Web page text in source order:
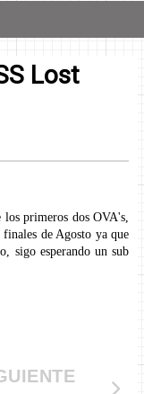
Lost
primeros dos OVA's,
de Agosto ya que
sigo esperando un sub